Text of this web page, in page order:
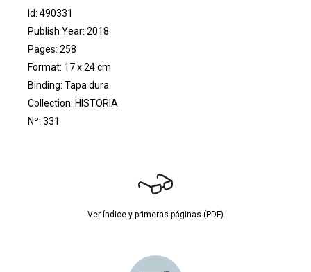
Id: 490331
Publish Year: 2018
Pages: 258
Format: 17 x 24 cm
Binding: Tapa dura
Collection: HISTORIA
Nº: 331
Ver índice y primeras páginas (PDF)